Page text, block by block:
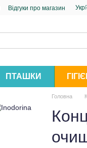
Відгуки про магазин Укр
ПТАШКИ
Головна